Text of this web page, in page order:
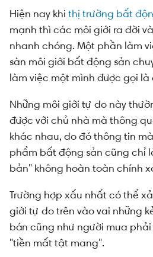
Hiện nay khi thị trường bất
mạnh thì các môi giới ra đời
nhanh chóng. Một phần làm
sàn môi giới bất động sản
làm việc một mình được gọi
Những môi giới tự do này
được với chủ nhà mà thông
khác nhau, do đó thông tin
phẩm bất động sản cũng chỉ
bản" không hoàn toàn chính
Trường hợp xấu nhất có thể
giới tự do trên vào vai những
bán cũng như người mua
"tiền mất tật mang".